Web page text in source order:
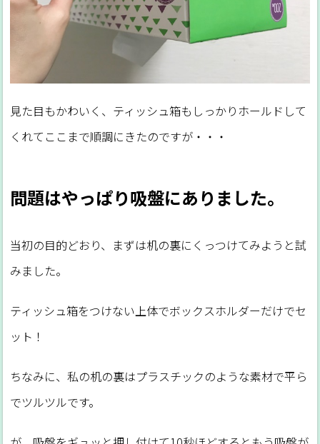
見た目もかわいく、ティッシュ箱もしっかりホールドして
くれてここまで順調にきたのですが・・・
問題はやっぱり吸盤にありました。
当初の目的どおり、まずは机の裏にくっつけてみようと試
みました。
ティッシュ箱をつけない上体でボックスホルダーだけでセ
ット！
ちなみに、私の机の裏はプラスチックのような素材で平ら
でツルツルです。